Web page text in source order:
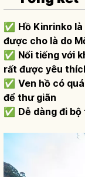
✅ Hồ Kinrinko
được cho là do
✅ Nổi tiếng với
rất được yêu
✅ Ven hồ có
để thư giãn
✅ Dễ dàng đi